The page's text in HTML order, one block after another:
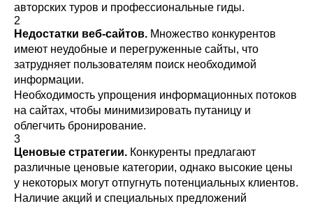
авторских туров и профессиональные гиды.
2
Недостатки веб-сайтов. Множество конкурентов
имеют неудобные и перегруженные сайты, что
затрудняет пользователям поиск необходимой
информации.
Необходимость упрощения информационных потоков
на сайтах, чтобы минимизировать путаницу и
облегчить бронирование.
3
Ценовые стратегии. Конкуренты предлагают
различные ценовые категории, однако высокие цены
у некоторых могут отпугнуть потенциальных клиентов.
Наличие акций и специальных предложений